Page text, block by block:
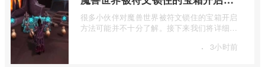
很多小伙伴对魔兽世界被符文锁住的宝箱开启
方法可能并不十分了解。接下来我们将详细介
· 3小时前